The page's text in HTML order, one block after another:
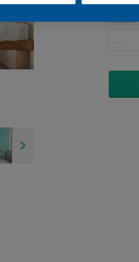
Antall